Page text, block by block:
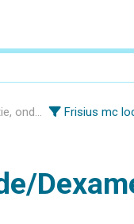
Frisius mc